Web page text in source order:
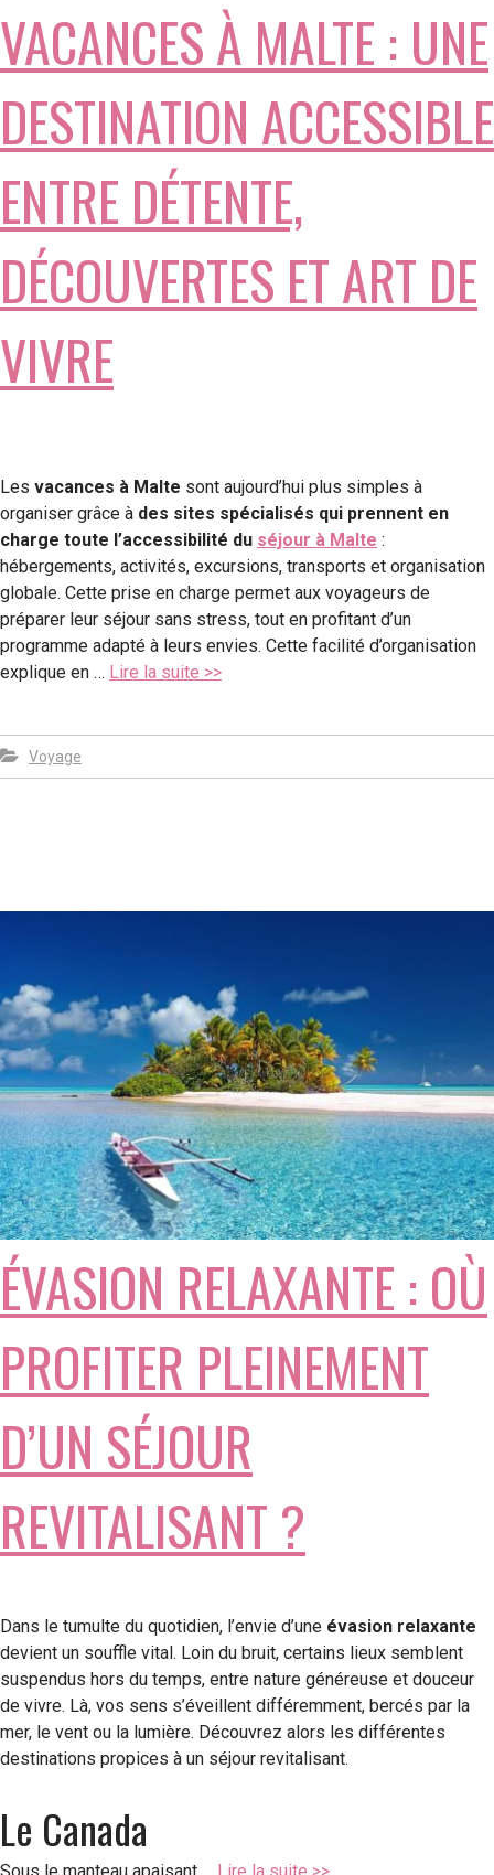
VACANCES À MALTE : UNE
DESTINATION ACCESSIBLE
ENTRE DÉTENTE,
DÉCOUVERTES ET ART DE
VIVRE
Les vacances à Malte sont aujourd’hui plus simples à
organiser grâce à des sites spécialisés qui prennent en
charge toute l’accessibilité du séjour à Malte :
hébergements, activités, excursions, transports et organisation
globale. Cette prise en charge permet aux voyageurs de
préparer leur séjour sans stress, tout en profitant d’un
programme adapté à leurs envies. Cette facilité d’organisation
explique en … Lire la suite >>
Voyage
ÉVASION RELAXANTE : OÙ
PROFITER PLEINEMENT
D’UN SÉJOUR
REVITALISANT ?
Dans le tumulte du quotidien, l’envie d’une évasion relaxante
devient un souffle vital. Loin du bruit, certains lieux semblent
suspendus hors du temps, entre nature généreuse et douceur
de vivre. Là, vos sens s’éveillent différemment, bercés par la
mer, le vent ou la lumière. Découvrez alors les différentes
destinations propices à un séjour revitalisant.
Le Canada